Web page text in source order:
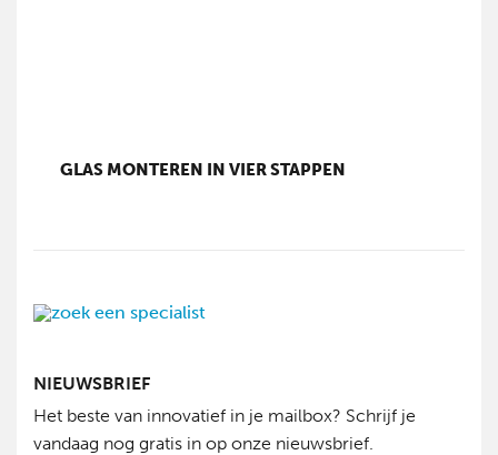
GLAS MONTEREN IN VIER STAPPEN
NIEUWSBRIEF
Het beste van innovatief in je mailbox? Schrijf je
vandaag nog gratis in op onze nieuwsbrief.